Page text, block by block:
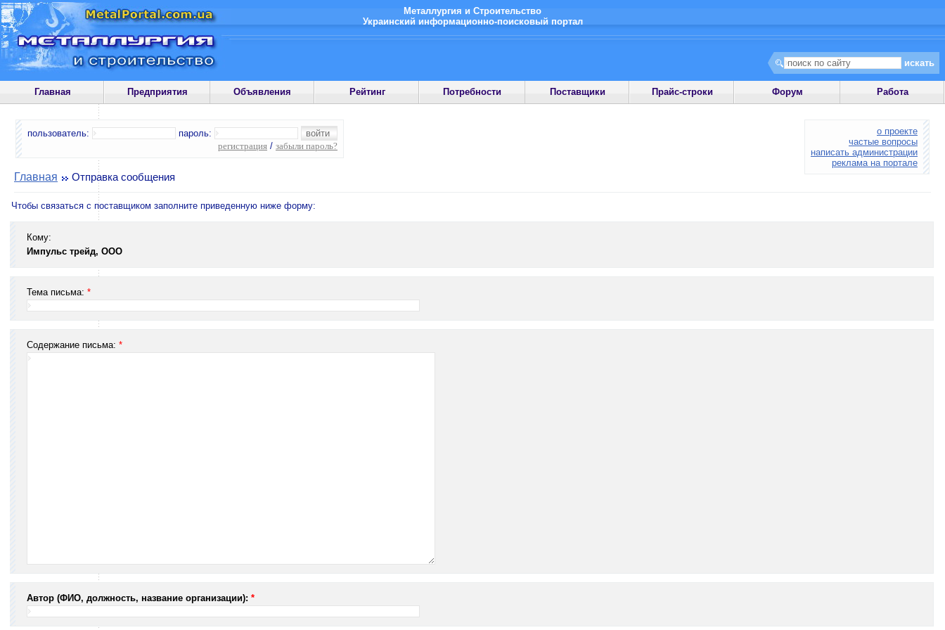
Металлургия и Строительство
Украинский информационно-поисковый портал
Главная Предприятия Объявления Рейтинг Потребности Поставщики Прайс-строки Форум Работа
пользователь:
пароль:
регистрация / забыли пароль?
о проекте
частые вопросы
написать администрации
реклама на портале
Главная Отправка сообщения
Чтобы связаться с поставщиком заполните приведенную ниже форму:
Кому:
Импульс трейд, ООО
Тема письма: *
Содержание письма: *
Автор (ФИО, должность, название организации): *